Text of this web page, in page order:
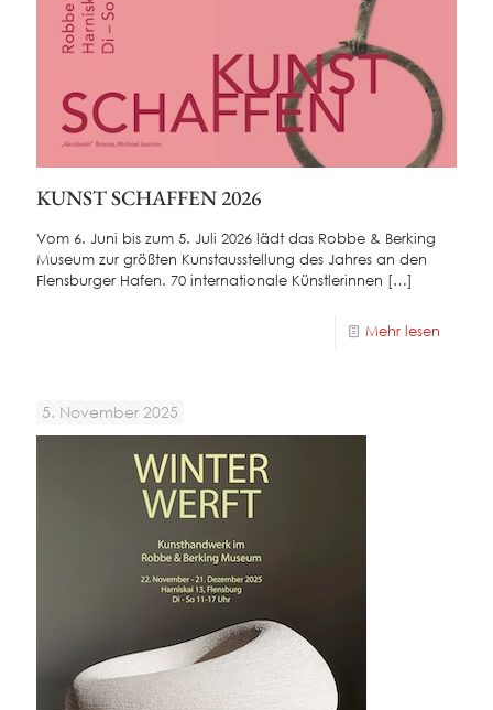
KUNST SCHAFFEN 2026
Vom 6. Juni bis zum 5. Juli 2026 lädt das Robbe & Berking
Museum zur größten Kunstausstellung des Jahres an den
Flensburger Hafen. 70 internationale Künstlerinnen […]
Mehr lesen
5. November 2025